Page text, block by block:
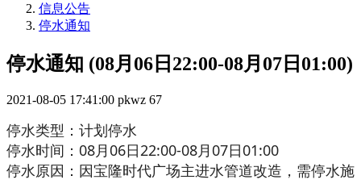
信息公告
停水通知
停水通知 (08月06日22:00-08月07日01:00)
2021-08-05 17:41:00 pkwz 67
停水类型：计划停水
停水时间：08月06日22:00-08月07日01:00
停水原因：因宝隆时代广场主进水管道改造，需停水施